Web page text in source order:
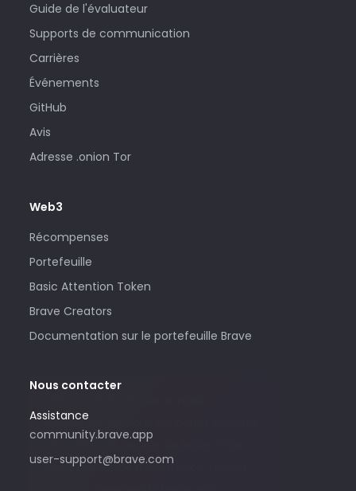
Guide de l'évaluateur
Supports de communication
Carrières
Événements
GitHub
Avis
Adresse .onion Tor
Web3
Récompenses
Portefeuille
Basic Attention Token
Brave Creators
Documentation sur le portefeuille Brave
Nous contacter
Assistance
community.brave.app
user-support@brave.com
uniquement si vous souhaitez acheter
des publicités auprès de Brave. Pour
toute demande d’assistance, rendez-